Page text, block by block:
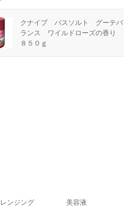
クナイプ バスソルト グーテバ
ランス ワイルドローズの香り
８５０ｇ
ンジング 美容液